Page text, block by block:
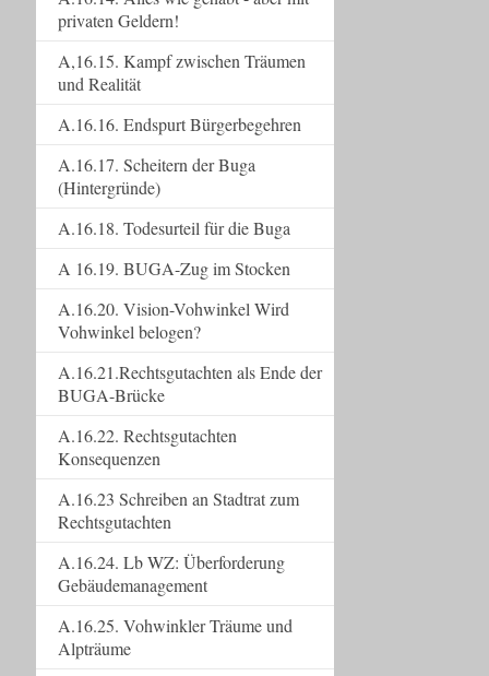
privaten Geldern!
A,16.15. Kampf zwischen Träumen
und Realität
A.16.16. Endspurt Bürgerbegehren
A.16.17. Scheitern der Buga
(Hintergründe)
A.16.18. Todesurteil für die Buga
A 16.19. BUGA-Zug im Stocken
A.16.20. Vision-Vohwinkel Wird
Vohwinkel belogen?
A.16.21.Rechtsgutachten als Ende der
BUGA-Brücke
A.16.22. Rechtsgutachten
Konsequenzen
A.16.23 Schreiben an Stadtrat zum
Rechtsgutachten
A.16.24. Lb WZ: Überforderung
Gebäudemanagement
A.16.25. Vohwinkler Träume und
Alpträume